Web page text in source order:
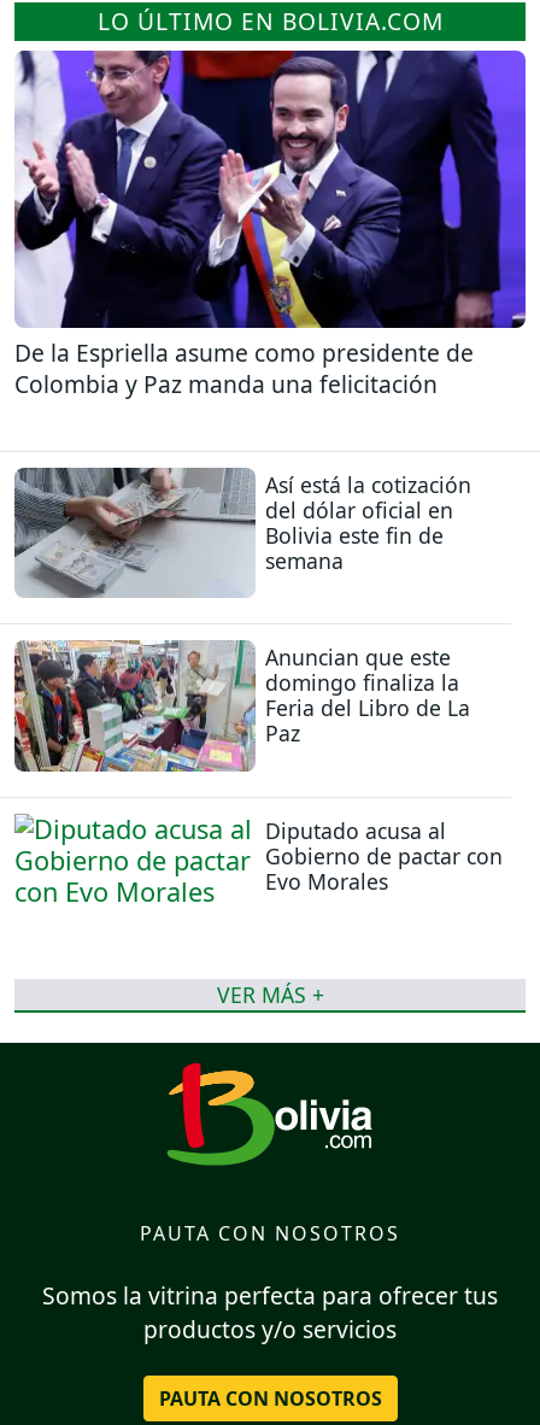
LO ÚLTIMO EN BOLIVIA.COM
De la Espriella asume como presidente de
Colombia y Paz manda una felicitación
Así está la cotización
del dólar oficial en
Bolivia este fin de
semana
Anuncian que este
domingo finaliza la
Feria del Libro de La
Paz
Diputado acusa al
Gobierno de pactar con
Evo Morales
VER MÁS +
PAUTA CON NOSOTROS
Somos la vitrina perfecta para ofrecer tus
productos y/o servicios
PAUTA CON NOSOTROS